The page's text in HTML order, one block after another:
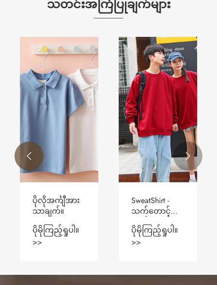
သတင်းအကြံပြုချက်များ
ပိုလိုအင်္ကျီအား
သာချက်။
ပိုမိုကြည့်ရှုပါ။
>>
SweatShirt -
သက်တောင့်
တိုင်ကျသော
အဝတ်အစား
ပိုမိုကြည့်ရှုပါ။
>>
 